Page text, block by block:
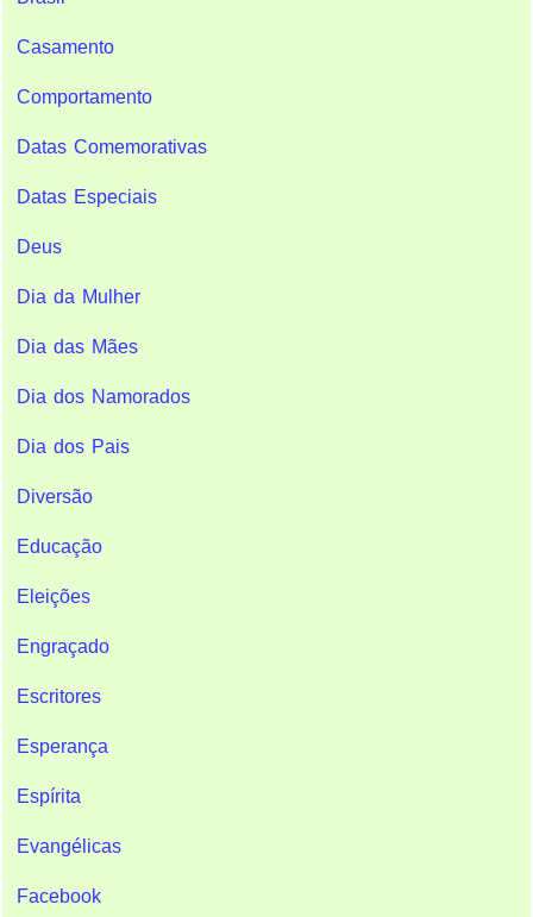
Casamento
Comportamento
Datas Comemorativas
Datas Especiais
Deus
Dia da Mulher
Dia das Mães
Dia dos Namorados
Dia dos Pais
Diversão
Educação
Eleições
Engraçado
Escritores
Esperança
Espírita
Evangélicas
Facebook